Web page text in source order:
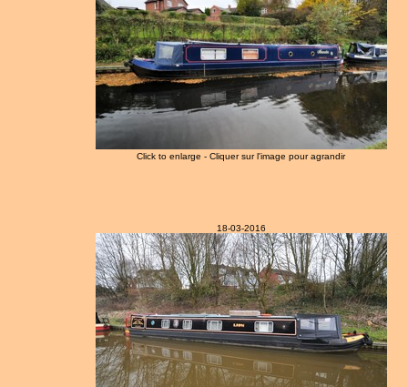
Click to enlarge - Cliquer sur l'image pour agrandir
18-03-2016